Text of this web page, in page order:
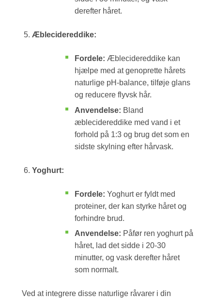
derefter håret.
Æblecidereddike:
Fordele: Æblecidereddike kan
hjælpe med at genoprette hårets
naturlige pH-balance, tilføje glans
og reducere flyvsk hår.
Anvendelse: Bland
æblecidereddike med vand i et
forhold på 1:3 og brug det som en
sidste skylning efter hårvask.
Yoghurt:
Fordele: Yoghurt er fyldt med
proteiner, der kan styrke håret og
forhindre brud.
Anvendelse: Påfør ren yoghurt på
håret, lad det sidde i 20-30
minutter, og vask derefter håret
som normalt.
Ved at integrere disse naturlige råvarer i din